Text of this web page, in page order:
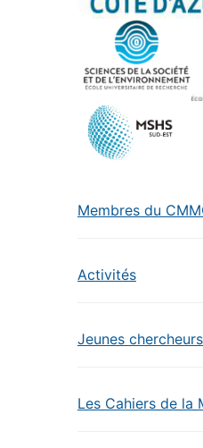
Membres du
Activités
Jeunes chercheurs
Les Cahiers de la